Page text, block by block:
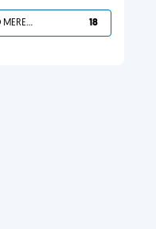
TE LO MERECES 18